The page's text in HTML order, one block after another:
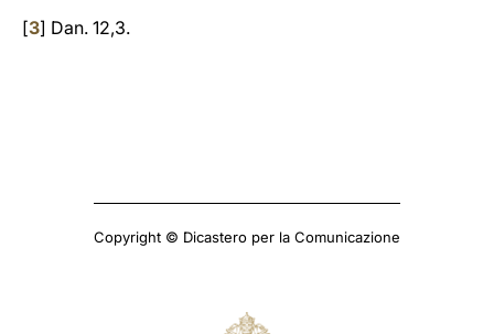
[3] Dan. 12,3.
Copyright © Dicastero per la Comunicazione